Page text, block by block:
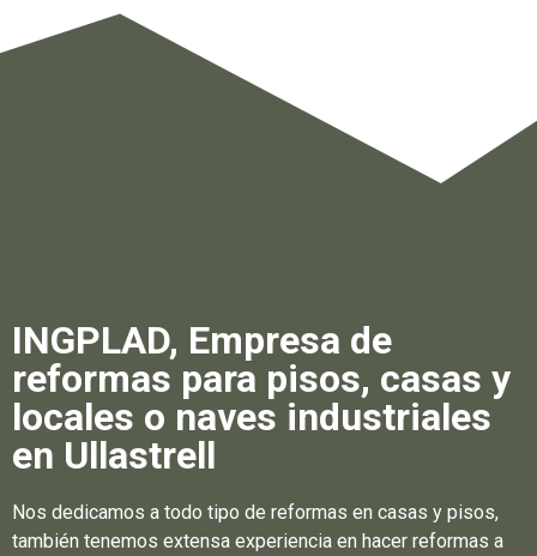
INGPLAD, Empresa de
reformas para pisos, casas y
locales o naves industriales
en Ullastrell
Nos dedicamos a todo tipo de reformas en casas y pisos,
también tenemos extensa experiencia en hacer reformas a